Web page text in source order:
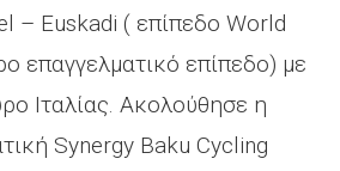
– Euskadi ( επίπεδο World
επαγγελματικό επίπεδο) με
Ιταλίας. Ακολούθησε η
Synergy Baku Cycling